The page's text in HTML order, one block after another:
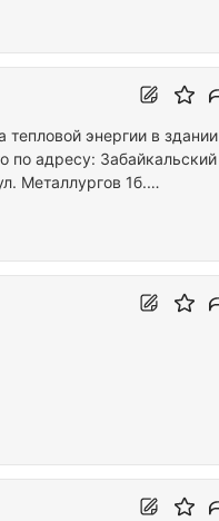
тепловой энергии в здании
по адресу: Забайкальский
Металлургов 1б.